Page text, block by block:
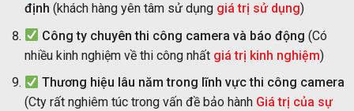
định (khách hàng yên tâm sử dụng giá trị sử dụng)
Công ty chuyên thi công camera và báo động (Có
nhiều kinh nghiệm về thi công nhất giá trị kinh nghiệm)
Thương hiệu lâu năm trong lĩnh vực thi công camera
(Cty rất nghiêm túc trong vấn đề bảo hành Giá trị của sự